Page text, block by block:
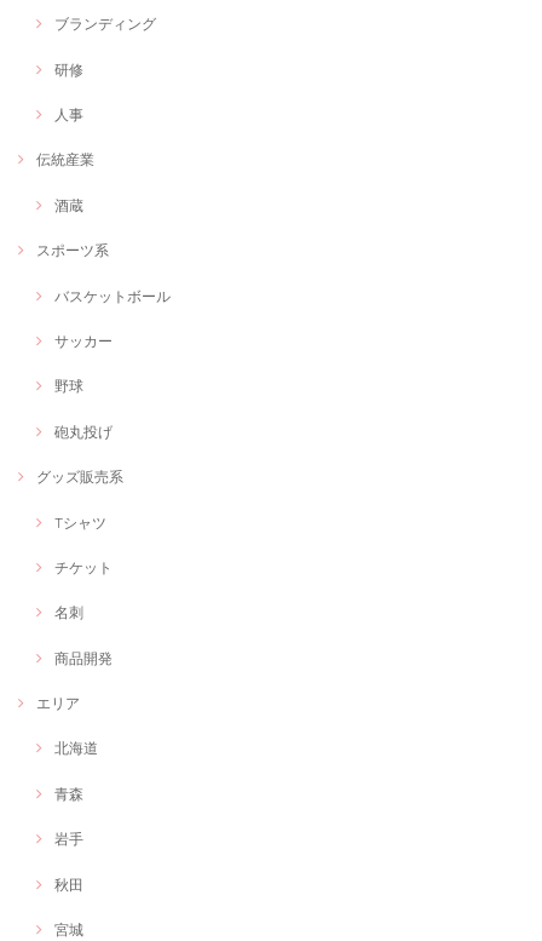
ブランディング
研修
人事
伝統産業
酒蔵
スポーツ系
バスケットボール
サッカー
野球
砲丸投げ
グッズ販売系
Tシャツ
チケット
名刺
商品開発
エリア
北海道
青森
岩手
秋田
宮城